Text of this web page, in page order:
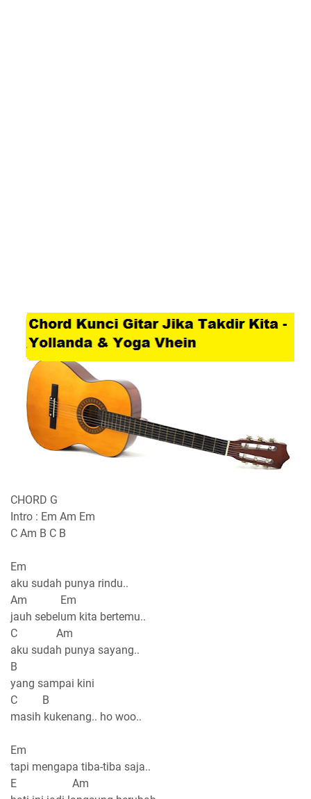
CHORD G
Intro : Em Am Em
C Am B C B
Em
aku sudah punya rindu..
Am Em
jauh sebelum kita bertemu..
C Am
aku sudah punya sayang..
B
yang sampai kini
C B
masih kukenang.. ho woo..
Em
tapi mengapa tiba-tiba saja..
E Am